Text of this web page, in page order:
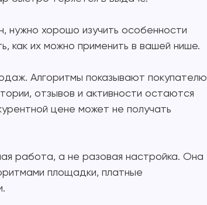
нужно хорошо изучить особенности
как их можно применить в вашей нише.
Алгоритмы показывают покупателю
отзывов и активности остаются
цене может не получать
работа, а не разовая настройка. Она
площадки, платные